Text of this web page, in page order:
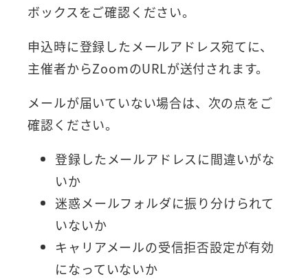
ボックスをご確認ください。
申込時に登録したメールアドレス宛てに、
主催者からZoomのURLが送付されます。
メールが届いていない場合は、次の点をご
確認ください。
登録したメールアドレスに間違いがな
いか
迷惑メールフォルダに振り分けられて
いないか
キャリアメールの受信拒否設定が有効
になっていないか